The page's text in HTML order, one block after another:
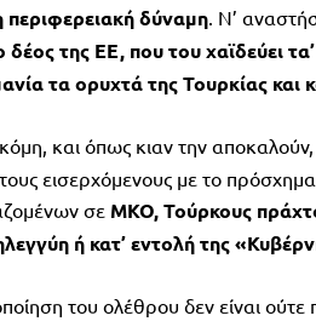
περιφερειακή δύναμη. Ν’
δέος της ΕΕ, που του χαϊδεύει
τα ορυχτά της Τουρκίας και
και όπως κιαν την αποκαλούν,
εισερχόμενους με το
σε ΜΚΟ, Τούρκους
ή κατ’ εντολή της
του ολέθρου δεν είναι